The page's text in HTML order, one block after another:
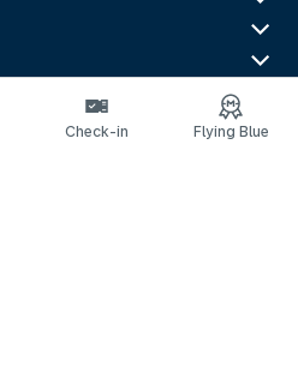
Check-in Flying Blue